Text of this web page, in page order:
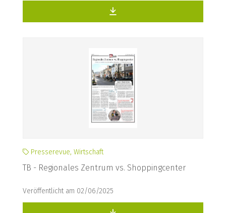
Presserevue, Wirtschaft
TB - Regionales Zentrum vs. Shoppingcenter
Veröffentlicht am 02/06/2025